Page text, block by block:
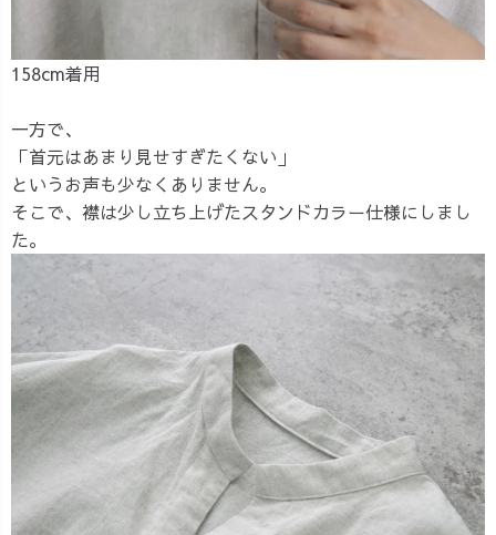
158cm着用
一方で、
「首元はあまり見せすぎたくない」
というお声も少なくありません。
そこで、襟は少し立ち上げたスタンドカラー仕様にしまし
た。